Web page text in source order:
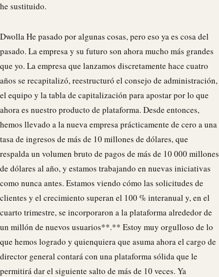
he sustituido.
DwollaHe pasado por algunas cosas, pero eso ya es cosa del
pasado. La empresa y su futuro son ahora mucho más grandes
que yo. La empresa que lanzamos discretamente hace cuatro
años se recapitalizó, reestructuró el consejo de administración,
el equipo y la tabla de capitalización para apostar por lo que
ahora es nuestro producto de plataforma. Desde entonces,
hemos llevado a la nueva empresa prácticamente de cero a una
tasa de ingresos de más de 10 millones de dólares, que
respalda un volumen bruto de pagos de más de 10 000 millones
de dólares al año, y estamos trabajando en nuevas iniciativas
como nunca antes. Estamos viendo cómo las solicitudes de
clientes y el crecimiento superan el 100 % interanual y, en el
cuarto trimestre, se incorporaron a la plataforma alrededor de
un millón de nuevos usuarios**.** Estoy muy orgulloso de lo
que hemos logrado y quienquiera que asuma ahora el cargo de
director general contará con una plataforma sólida que le
permitirá dar el siguiente salto de más de 10 veces. Ya